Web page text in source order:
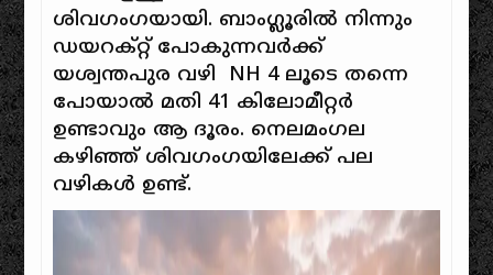
ശിവഗംഗയായി. ബാംഗ്ലൂരിൽ നിന്നും
ഡയറക്റ്റ് പോകുന്നവർക്ക്
യശ്വന്തപുര വഴി NH 4 ലൂടെ തന്നെ
പോയാൽ മതി 41 കിലോമീറ്റർ
ഉണ്ടാവും ആ ദൂരം. നെലമംഗല
കഴിഞ്ഞ് ശിവഗംഗയിലേക്ക് പല
വഴികൾ ഉണ്ട്.